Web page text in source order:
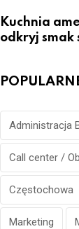
Kuchnia
odkryj smak
Administracja
Call center /
Częstochowa
Marketing